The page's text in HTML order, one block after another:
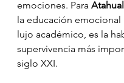
emociones. Para
la educación emocional
lujo académico, es la
supervivencia más
siglo XXI.